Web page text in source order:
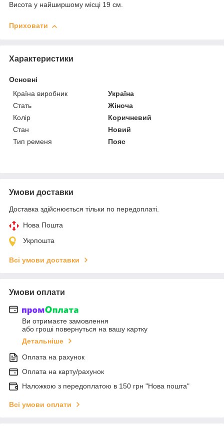
Висота у найширшому місці 19 см.
Приховати
Характеристики
Основні
Країна виробник
Україна
Стать
Жіноча
Колір
Коричневий
Стан
Новий
Тип ременя
Пояс
Умови доставки
Доставка здійснюється тільки по передоплаті.
Нова Пошта
Укрпошта
Всі умови доставки
Умови оплати
Ви отримаєте замовлення
або гроші повернуться на вашу картку
Детальніше
Оплата на рахунок
Оплата на карту/рахунок
Наложкою з передоплатою в 150 грн "Нова пошта"
Всі умови оплати